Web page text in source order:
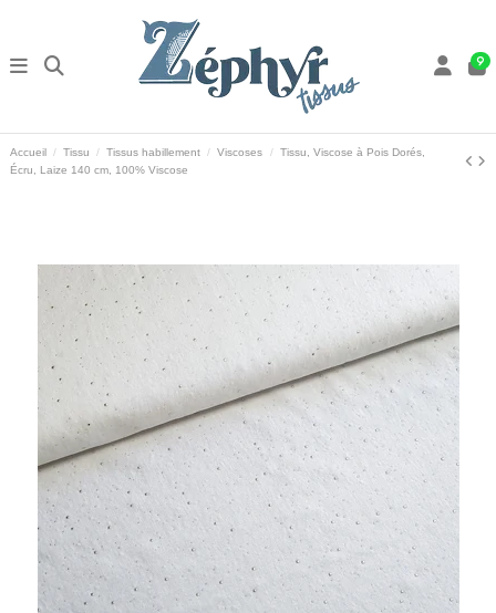
9
Accueil Tissu Tissus habillement Viscoses
Tissu, Viscose à Pois Dorés,
Écru, Laize 140 cm, 100% Viscose